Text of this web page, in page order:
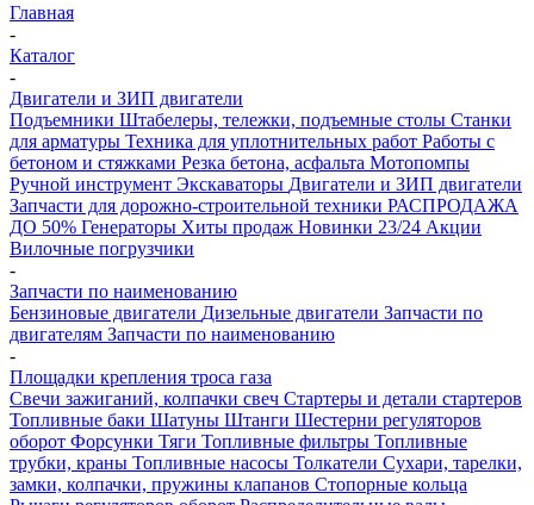
Главная
-
Каталог
-
Двигатели и ЗИП двигатели
Подъемники Штабелеры, тележки, подъемные столы Станки
для арматуры Техника для уплотнительных работ Работы с
бетоном и стяжками Резка бетона, асфальта Мотопомпы
Ручной инструмент Экскаваторы Двигатели и ЗИП двигатели
Запчасти для дорожно-строительной техники РАСПРОДАЖА
ДО 50% Генераторы Хиты продаж Новинки 23/24 Акции
Вилочные погрузчики
-
Запчасти по наименованию
Бензиновые двигатели Дизельные двигатели Запчасти по
двигателям Запчасти по наименованию
-
Площадки крепления троса газа
Свечи зажиганий, колпачки свеч Стартеры и детали стартеров
Топливные баки Шатуны Штанги Шестерни регуляторов
оборот Форсунки Тяги Топливные фильтры Топливные
трубки, краны Топливные насосы Толкатели Сухари, тарелки,
замки, колпачки, пружины клапанов Стопорные кольца